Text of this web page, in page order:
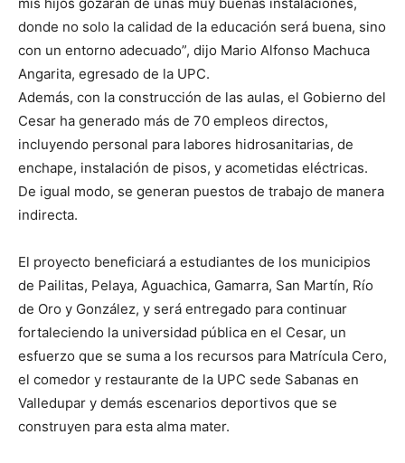
donde no solo la calidad de la educación será buena, sino
con un entorno adecuado”, dijo Mario Alfonso Machuca
Angarita, egresado de la UPC.
Además, con la construcción de las aulas, el Gobierno del
Cesar ha generado más de 70 empleos directos,
incluyendo personal para labores hidrosanitarias, de
enchape, instalación de pisos, y acometidas eléctricas.
De igual modo, se generan puestos de trabajo de manera
indirecta.
El proyecto beneficiará a estudiantes de los municipios
de Pailitas, Pelaya, Aguachica, Gamarra, San Martín, Río
de Oro y González, y será entregado para continuar
fortaleciendo la universidad pública en el Cesar, un
esfuerzo que se suma a los recursos para Matrícula Cero,
el comedor y restaurante de la UPC sede Sabanas en
Valledupar y demás escenarios deportivos que se
construyen para esta alma mater.